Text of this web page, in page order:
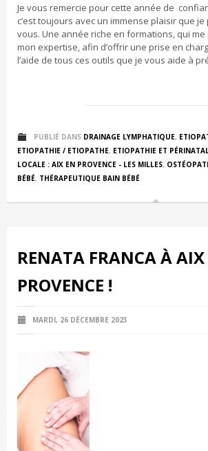
Je vous remercie pour cette année de
c’est toujours avec un immense plaisir que
vous. Une année riche en formations, qui me
mon expertise, afin d’offrir une prise en
l’aide de tous ces outils que je vous aide à
PUBLIÉ DANS DRAINAGE LYMPHATIQUE,
ETIOPATHIE / ETIOPATHE, ETIOPATHIE ET
LOCALE : AIX EN PROVENCE - LES MILLES,
BÉBÉ, THÉRAPEUTIQUE BAIN BÉBÉ
RENATA FRANCA À AIX
PROVENCE !
MARDI, 26 DÉCEMBRE 2023